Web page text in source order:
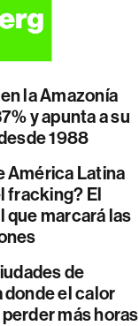
la Amazonía
y apunta a su
1988
América Latina
fracking? El
que marcará las
de
el calor
más horas